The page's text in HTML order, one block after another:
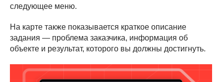
следующее меню.
На карте также показывается краткое описание
задания — проблема заказчика, информация об
объекте и результат, которого вы должны достигнуть.